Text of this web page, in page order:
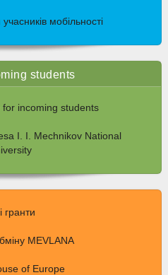
учасників мобільності
students
incoming students
I. I. Mechnikov National
гранти
MEVLANA
of Europe